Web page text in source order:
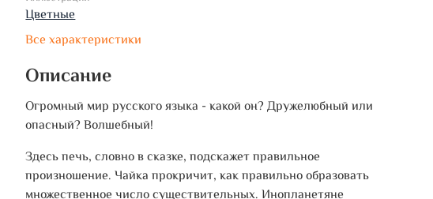
Цветные
Все характеристики
Описание
Огромный мир русского языка - какой он? Дружелюбный или
опасный? Волшебный!
Здесь печь, словно в сказке, подскажет правильное
произношение. Чайка прокричит, как правильно образовать